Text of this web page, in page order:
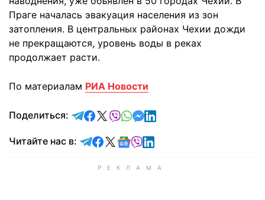
Праге началась эвакуация населения из зон
затопления. В центральных районах Чехии дожди
не прекращаются, уровень воды в реках
продолжает расти.
По материалам РИА Новости
Поделиться: отправить в Telegram
поделиться в Facebook
поделиться в X
отправить в Viber
отправить в Whatsapp
отправить в Messenger
отправить в LinkedIn
Читайте нас в: Читайте в Telegram
Читайте в Facebook
Читайте в X
Читайте в Google news
Читайте в Viber
Читайте в LinkedIn